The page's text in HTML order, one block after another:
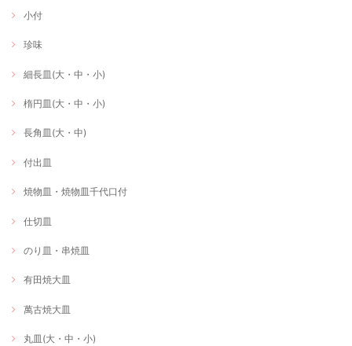
小付
珍味
細長皿(大・中・小)
楕円皿(大・中・小)
長角皿(大・中)
付出皿
焼物皿・焼物皿千代口付
仕切皿
のり皿・串焼皿
有田焼大皿
萬古焼大皿
丸皿(大・中・小)